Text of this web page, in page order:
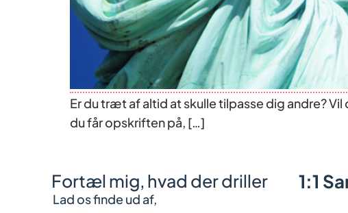
Er du træt af altid at skulle tilpasse dig andre?
du får opskriften på, […]
Fortæl mig, hvad der driller
Lad os finde ud af,
1:1